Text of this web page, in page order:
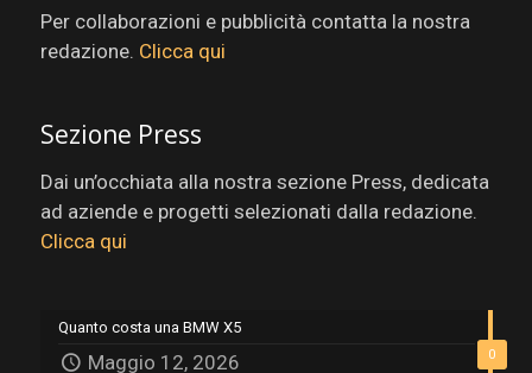
Per collaborazioni e pubblicità contatta la nostra
redazione. Clicca qui
Sezione Press
Dai un’occhiata alla nostra sezione Press, dedicata
ad aziende e progetti selezionati dalla redazione.
Clicca qui
0
Quanto costa una BMW X5
Maggio 12, 2026